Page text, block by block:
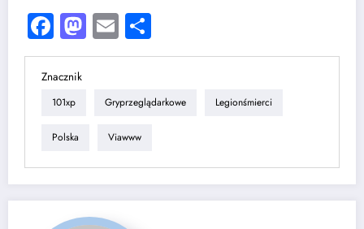
Facebook
Mastodon
Email
Znacznik
101xp Gryprzeglądarkowe Legionśmierci
Polska Viawww